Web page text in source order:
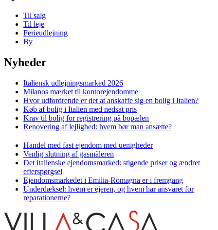
Til salg
Til leje
Ferieudlejning
By
Nyheder
Italiensk udlejningsmarked 2026
Milanos mærket til kontorejendomme
Hvor udfordrende er det at anskaffe sig en bolig i Italien?
Køb af bolig i Italien med nedsat pris
Krav til bolig for registrering på bopælen
Renovering af lejlighed: hvem bør man ansætte?
Handel med fast ejendom med uenigheder
Venlig slutning af gasmåleren
Det italienske ejendomsmarked: stigende priser og ændret
efterspørgsel
Ejendomsmarkedet i Emilia-Romagna er i fremgang
Underdæksel: hvem er ejeren, og hvem har ansvaret for
reparationerne?